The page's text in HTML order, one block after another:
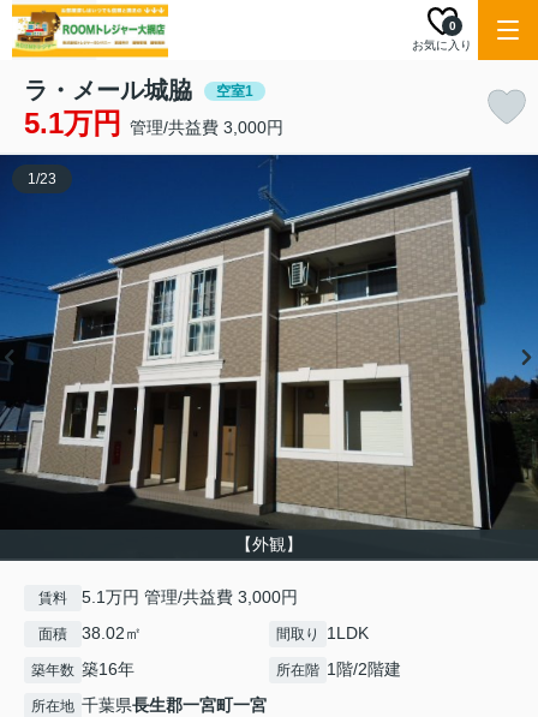
お気に入り
0
ラ・メール城脇 空室1
5.1万円 管理/共益費 3,000円
【外観】
1/23
賃料 5.1万円 管理/共益費 3,000円
面積 38.02㎡ 間取り 1LDK
築年数 築16年 所在階 1階/2階建
所在地 千葉県長生郡一宮町一宮